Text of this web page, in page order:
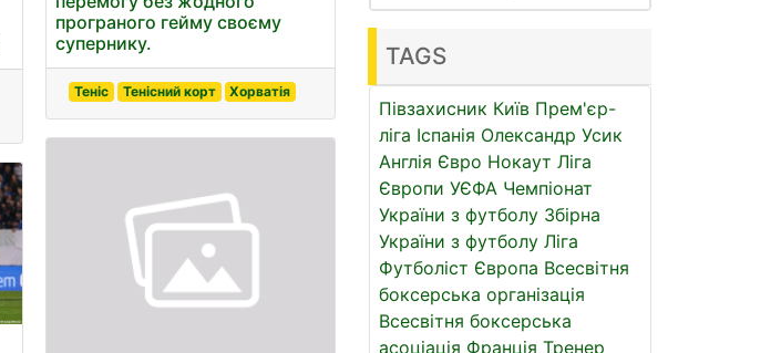
програного гейму своєму
супернику.
Теніс Тенісний корт Хорватія
TAGS
Півзахисник Київ Прем'єр-
ліга Іспанія Олександр Усик
Англія Євро Нокаут Ліга
Європи УЄФА Чемпіонат
України з футболу Збірна
України з футболу Ліга
Футболіст Європа Всесвітня
боксерська організація
Всесвітня боксерська
асоціація Франція Тренер